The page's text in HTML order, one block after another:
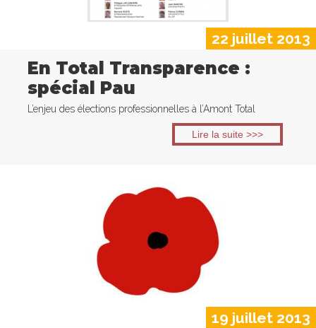
22 juillet 2013
En Total Transparence :
spécial Pau
L’enjeu des élections professionnelles à l’Amont Total
Lire la suite >>>
19 juillet 2013